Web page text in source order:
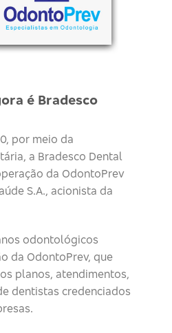
é Bradesco
por meio da
a Bradesco Dental
da OdontoPrev
S.A., acionista da
odontológicos
da OdontoPrev, que
planos, atendimentos,
dentistas credenciados